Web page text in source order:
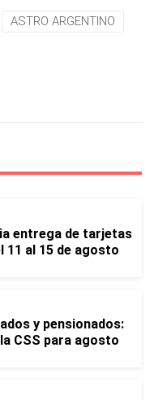
ASTRO ARGENTINO
entrega de tarjetas
11 al 15 de agosto
y pensionados:
CSS para agosto